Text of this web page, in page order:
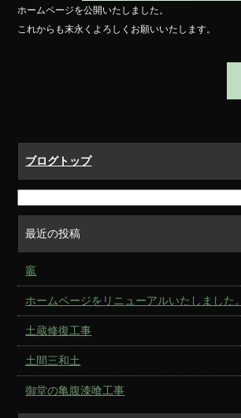
ホームページを公開いたしました。
これからも末永くよろしくお願いいたします。
ブログトップ
最近の投稿
竈
ホームページをリニューアルいたしました。
土蔵修復工事
土間三和土
御堂の亀腹漆喰工事